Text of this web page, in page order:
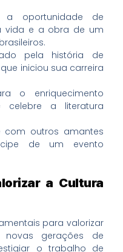
a oportunidade de
vida e a obra de um
pela história de
iniciou sua carreira
o enriquecimento
a literatura
com outros amantes
de um evento
a Cultura
para valorizar
gerações de
o trabalho de